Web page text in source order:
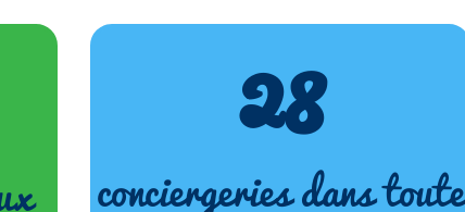
28
conciergeries dans toute